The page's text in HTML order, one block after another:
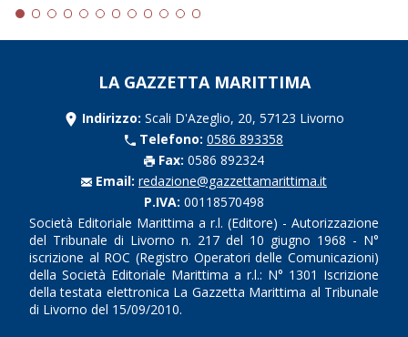
LA GAZZETTA MARITTIMA
Indirizzo: Scali D'Azeglio, 20, 57123 Livorno
Telefono: 0586 893358
Fax: 0586 892324
Email: redazione@gazzettamarittima.it
P.IVA: 00118570498
Società Editoriale Marittima a r.l. (Editore) - Autorizzazione
del Tribunale di Livorno n. 217 del 10 giugno 1968 - N°
iscrizione al ROC (Registro Operatori delle Comunicazioni)
della Società Editoriale Marittima a r.l.: N° 1301 Iscrizione
della testata elettronica La Gazzetta Marittima al Tribunale
di Livorno del 15/09/2010.